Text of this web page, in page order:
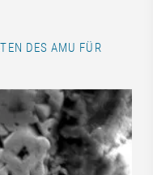
DES AMU FÜR